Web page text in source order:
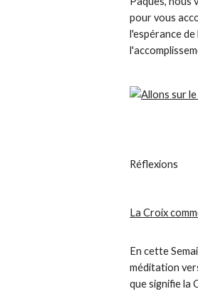
pour vous
l'espérance de
Réflexions
La Croix
En cette
méditation
que signifie la